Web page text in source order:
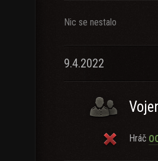
Nic se nestalo
9.4.2022
Hráč